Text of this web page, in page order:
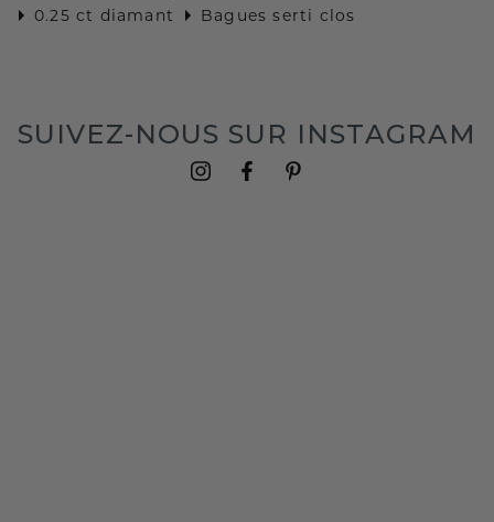
0.25 ct diamant
Bagues serti clos
SUIVEZ-NOUS SUR INSTAGRAM